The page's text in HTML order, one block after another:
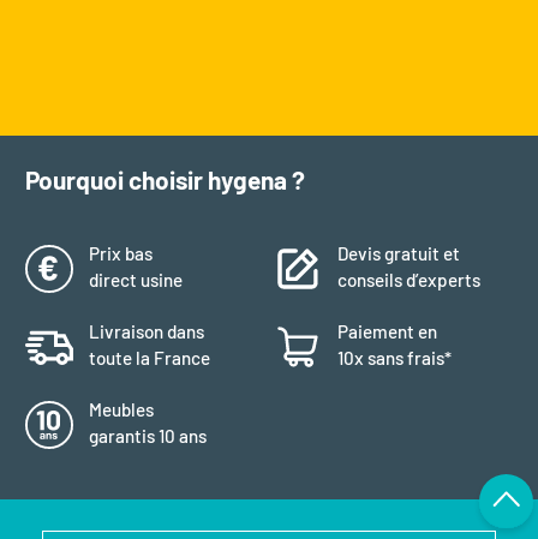
Pourquoi choisir hygena ?
Prix bas
direct usine
Devis gratuit et
conseils d’experts
Livraison dans
toute la France
Paiement en
10x sans frais*
Meubles
garantis 10 ans